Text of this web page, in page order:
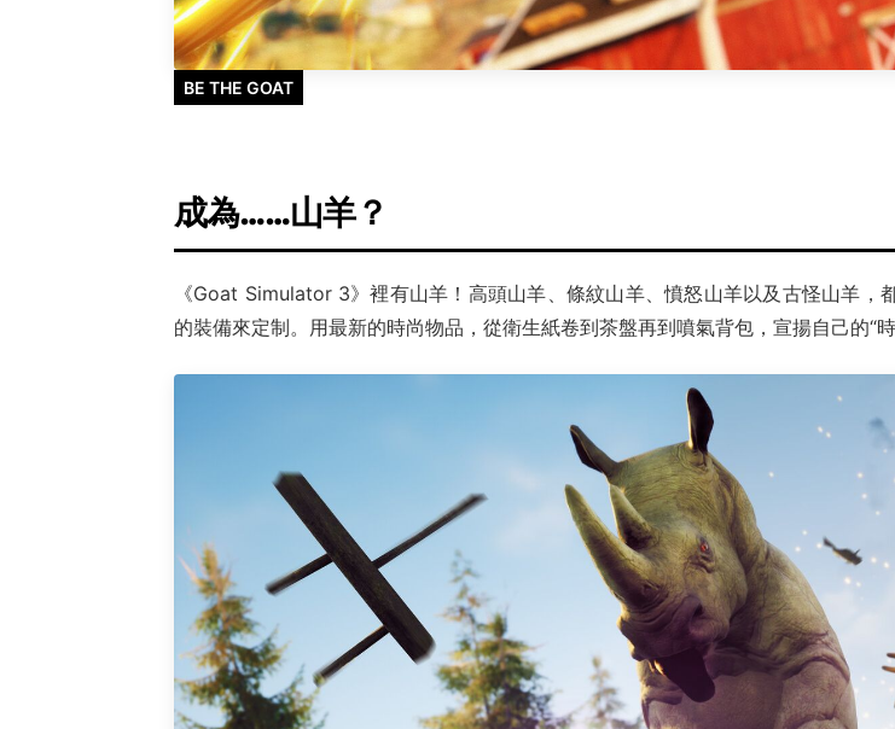
BE THE GOAT
成為……山羊？
《Goat Simulator 3》裡有山羊！高頭山羊、條紋山羊、憤怒山羊以及古怪山羊
的裝備來定制。用最新的時尚物品，從衛生紙卷到茶盤再到噴氣背包，宣揚自己的“